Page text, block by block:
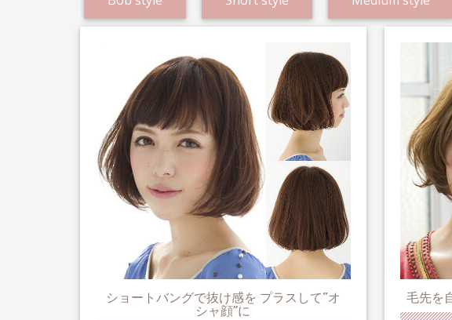
ショートバングで抜け感を プラスして“オ
シャ顔”に
毛先を